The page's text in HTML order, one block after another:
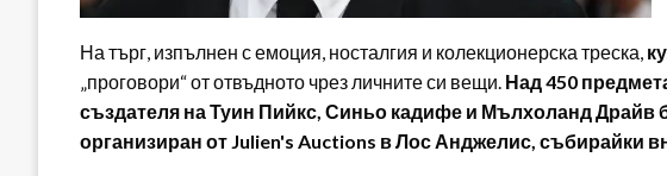
На търг, изпълнен с емоция, носталгия и колекционерска треска,
„проговори“ от отвъдното чрез личните си вещи. Над 450
създателя на Туин Пийкс, Синьо кадифе и Мълхоланд Драйв
организиран от Julien's Auctions в Лос Анджелис, събирайки